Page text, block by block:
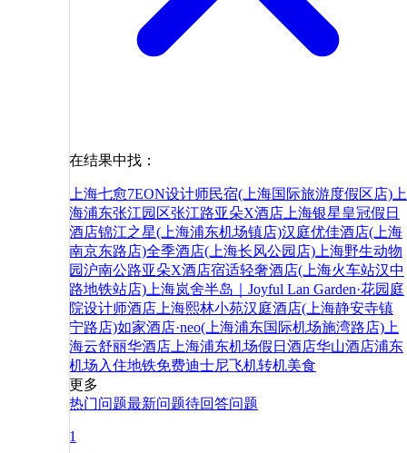
在结果中找：
上海七愈7EON设计师民宿(上海国际旅游度假区店) 上
海浦东张江园区张江路亚朵X酒店 上海银星皇冠假日
酒店锦江之星(上海浦东机场镇店)汉庭优佳酒店(上海
南京东路店)全季酒店(上海长风公园店) 上海野生动物
园沪南公路亚朵X酒店宿适轻奢酒店(上海火车站汉中
路地铁站店) 上海岚舍半岛｜Joyful Lan Garden·花园庭
院设计师酒店 上海熙林小苑汉庭酒店(上海静安寺镇
宁路店)如家酒店·neo(上海浦东国际机场施湾路店) 上
海云舒丽华酒店 上海浦东机场假日酒店华山酒店浦东
机场 入住地铁免费迪士尼飞机转机美食
更多
热门问题最新问题待回答问题
1